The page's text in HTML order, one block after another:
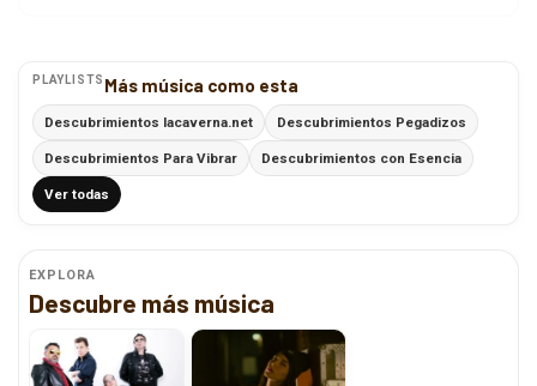
PLAYLISTS Más música como esta
Descubrimientos lacaverna.net Descubrimientos Pegadizos
Descubrimientos Para Vibrar Descubrimientos con Esencia
Ver todas
EXPLORA
Descubre más música